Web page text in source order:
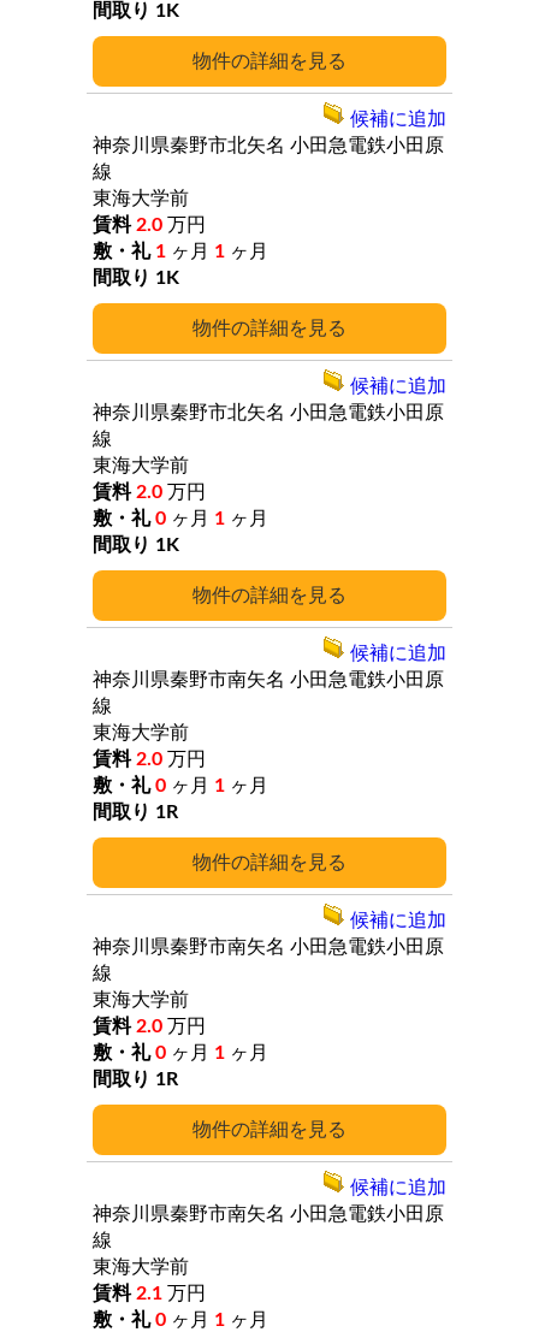
詳細
1K
詳細
神奈川県秦野市北矢名 小田急電鉄小田原
線
東海大学前
2.0 万円
1 ヶ月 1 ヶ月
1K
候補に追加
詳細
神奈川県秦野市北矢名 小田急電鉄小田原
線
東海大学前
2.0 万円
0 ヶ月 1 ヶ月
1K
候補に追加
詳細
神奈川県秦野市南矢名 小田急電鉄小田原
線
東海大学前
2.0 万円
0 ヶ月 1 ヶ月
1R
候補に追加
詳細
神奈川県秦野市南矢名 小田急電鉄小田原
線
東海大学前
2.0 万円
0 ヶ月 1 ヶ月
1R
候補に追加
神奈川県秦野市南矢名 小田急電鉄小田原
線
東海大学前
2.1 万円
0 ヶ月 1 ヶ月
候補に追加